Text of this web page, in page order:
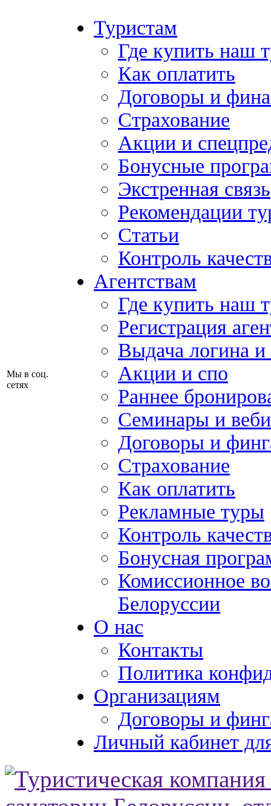
Мы в соц.
сетях
Туристам
Где купить наш
Как оплатить
Договоры и
Страхование
Акции и
Бонусные
Экстренная связь
Рекомендации
Статьи
Контроль
Агентствам
Где купить наш
Регистрация
Выдача логина и
Акции и спо
Раннее
Семинары и
Договоры и
Страхование
Как оплатить
Рекламные туры
Контроль
Бонусная
Комиссионное
Белоруссии
О нас
Контакты
Политика
Организациям
Договоры и
Личный кабинет